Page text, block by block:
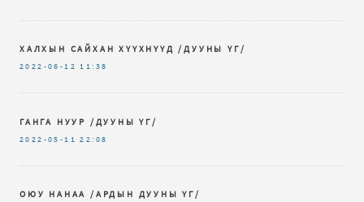
ХАЛХЫН САЙХАН ХҮҮХНҮҮД /ДУУНЫ ҮГ/
2022-06-12 11:38
ГАНГА НУУР /ДУУНЫ ҮГ/
2022-05-11 22:08
ОЮУ НАНАА /АРДЫН ДУУНЫ ҮГ/